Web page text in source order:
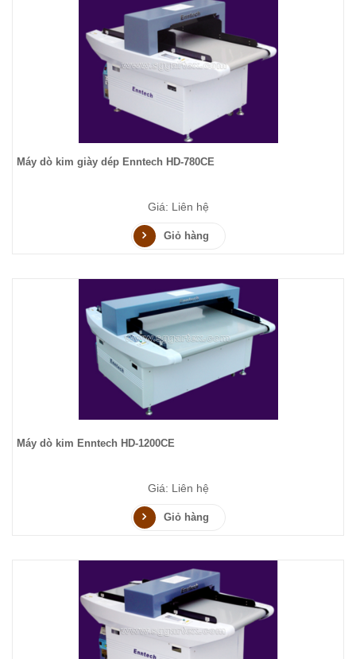
Máy dò kim giày dép Enntech HD-780CE
Giá: Liên hệ
Giỏ hàng
Máy dò kim Enntech HD-1200CE
Giá: Liên hệ
Giỏ hàng